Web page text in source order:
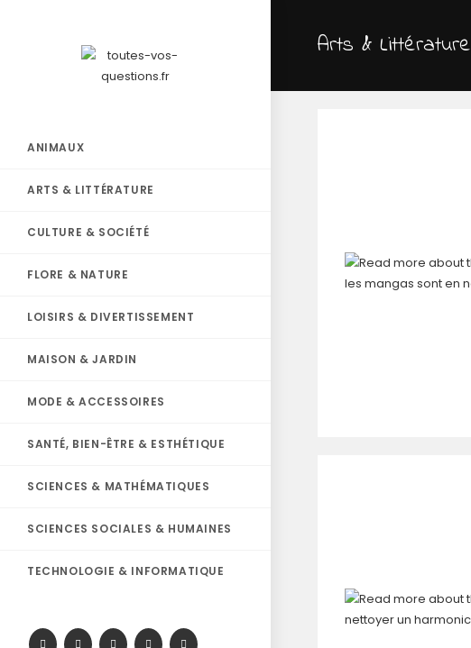
ANIMAUX
ARTS & LITTÉRATURE
CULTURE & SOCIÉTÉ
FLORE & NATURE
LOISIRS & DIVERTISSEMENT
MAISON & JARDIN
MODE & ACCESSOIRES
SANTÉ, BIEN-ÊTRE & ESTHÉTIQUE
SCIENCES & MATHÉMATIQUES
SCIENCES SOCIALES & HUMAINES
TECHNOLOGIE & INFORMATIQUE
Arts & Littérature